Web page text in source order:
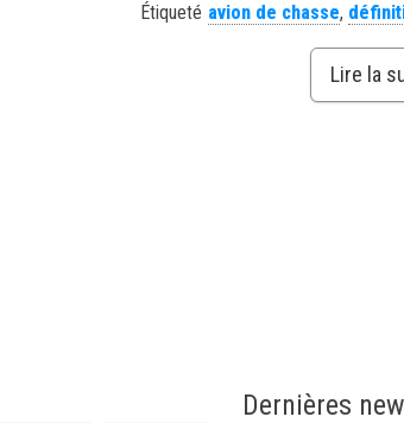
Étiqueté avion de chasse,
Lire la
Dernières